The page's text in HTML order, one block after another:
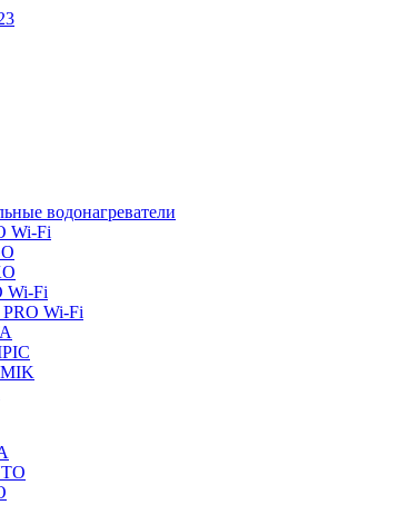
водонагреватели
Wi-Fi
Wi-Fi
Wi-Fi